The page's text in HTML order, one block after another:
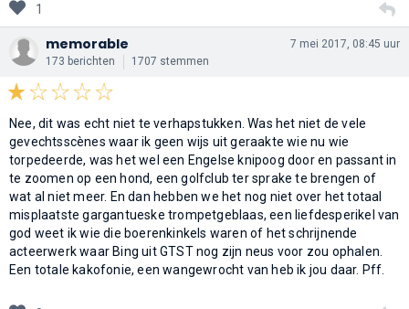
1
memorable
173 berichten 1707 stemmen
7 mei 2017, 08:45 uur
Nee, dit was echt niet te verhapstukken. Was het niet de vele
gevechtsscènes waar ik geen wijs uit geraakte wie nu wie
torpedeerde, was het wel een Engelse knipoog door en passant in
te zoomen op een hond, een golfclub ter sprake te brengen of
wat al niet meer. En dan hebben we het nog niet over het totaal
misplaatste gargantueske trompetgeblaas, een liefdesperikel van
god weet ik wie die boerenkinkels waren of het schrijnende
acteerwerk waar Bing uit GTST nog zijn neus voor zou ophalen.
Een totale kakofonie, een wangewrocht van heb ik jou daar. Pff.